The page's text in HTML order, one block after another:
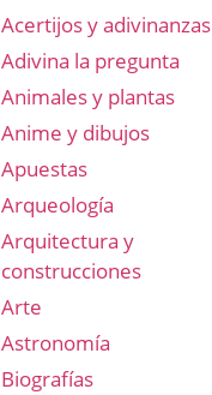
Acertijos y adivinanzas
Adivina la pregunta
Animales y plantas
Anime y dibujos
Apuestas
Arqueología
Arquitectura y
construcciones
Arte
Astronomía
Biografías